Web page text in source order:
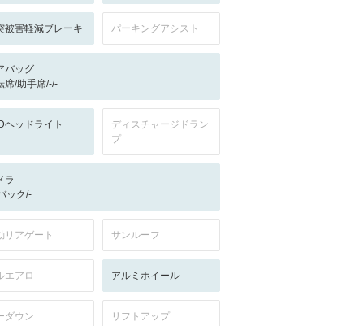
被害軽減ブレーキ パーキングアシスト
バッグ
席/助手席/-/-
ヘッドライト
ディスチャージドラン
プ
ラ
ック/-
リアゲート サンルーフ
エアロ アルミホイール
ダウン リフトアップ